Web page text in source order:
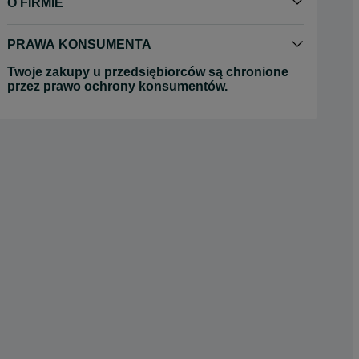
O FIRMIE
PRAWA KONSUMENTA
Twoje zakupy u przedsiębiorców są chronione
przez prawo ochrony konsumentów.